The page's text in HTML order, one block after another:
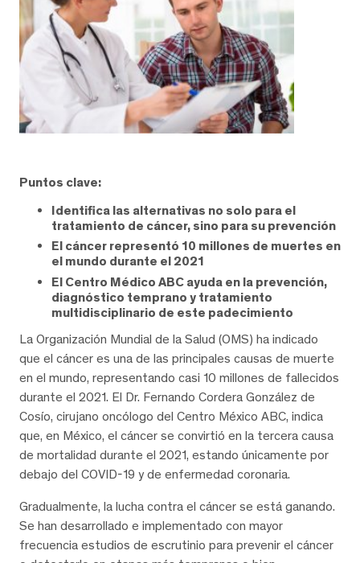
Puntos clave:
Identifica las alternativas no solo para el
tratamiento de cáncer, sino para su prevención
El cáncer representó 10 millones de muertes en
el mundo durante el 2021
El Centro Médico ABC ayuda en la prevención,
diagnóstico temprano y tratamiento
multidisciplinario de este padecimiento
La Organización Mundial de la Salud (OMS) ha indicado
que el cáncer es una de las principales causas de muerte
en el mundo, representando casi 10 millones de fallecidos
durante el 2021. El Dr. Fernando Cordera González de
Cosío, cirujano oncólogo del Centro México ABC, indica
que, en México, el cáncer se convirtió en la tercera causa
de mortalidad durante el 2021, estando únicamente por
debajo del COVID-19 y de enfermedad coronaria.
Gradualmente, la lucha contra el cáncer se está ganando.
Se han desarrollado e implementado con mayor
frecuencia estudios de escrutinio para prevenir el cáncer